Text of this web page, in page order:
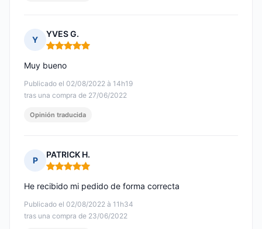
Y
YVES G.
Nota: 5 de 5
Publicado el 02/08/2022 à 14h19
tras una compra de 27/06/2022
Muy bueno
Opinión traducida
P
PATRICK H.
Nota: 5 de 5
Publicado el 02/08/2022 à 11h34
tras una compra de 23/06/2022
He recibido mi pedido de forma correcta